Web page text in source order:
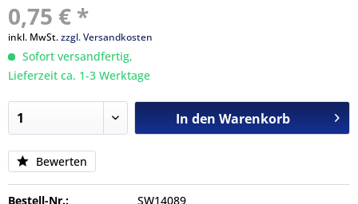
0,75 € *
inkl. MwSt.zzgl. Versandkosten
Sofort versandfertig,
Lieferzeit ca. 1-3 Werktage
In den Warenkorb
Bewerten
Bestell-Nr.: SW14089